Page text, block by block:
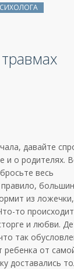
давайте
и о родителях.
весь
из ложечки,
то
и любви.
так
ребенка от
доставались